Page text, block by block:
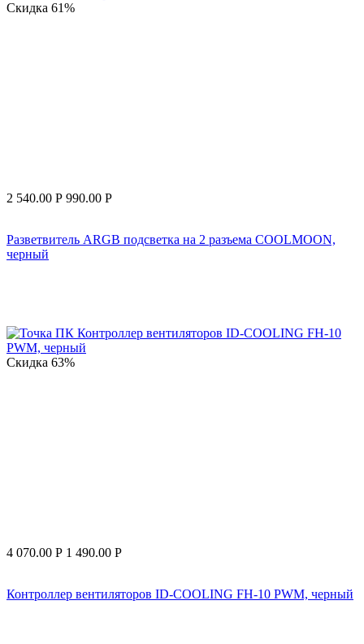
Скидка 61%
2 540.00 Р 990.00 Р
Разветвитель ARGB подсветка на 2 разъема COOLMOON,
черный
Скидка 63%
4 070.00 Р 1 490.00 Р
Контроллер вентиляторов ID-COOLING FH-10 PWM, черный